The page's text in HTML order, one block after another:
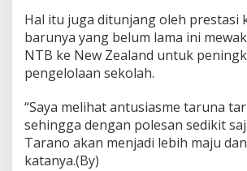
u
b
a
w
"
Hal itu juga ditunjang oleh prestasi
barunya yang belum lama ini
NTB ke New Zealand untuk
pengelolaan sekolah.
“Saya melihat antusiasme taruna
sehingga dengan polesan sedikit
Tarano akan menjadi lebih maju
katanya.(By)